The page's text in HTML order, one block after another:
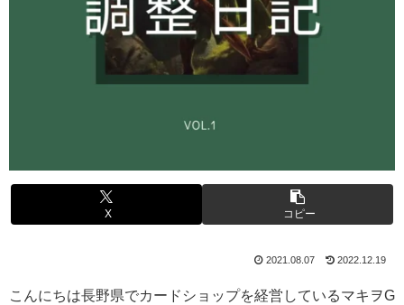
X コピー
2021.08.07 2022.12.19
こんにちは長野県でカードショップを経営しているマキヲG